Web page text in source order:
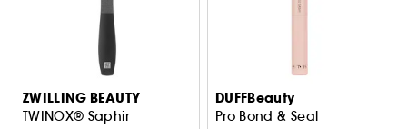
ZWILLING BEAUTY
TWINOX® Saphir
DUFFBeauty
Pro Bond & Seal